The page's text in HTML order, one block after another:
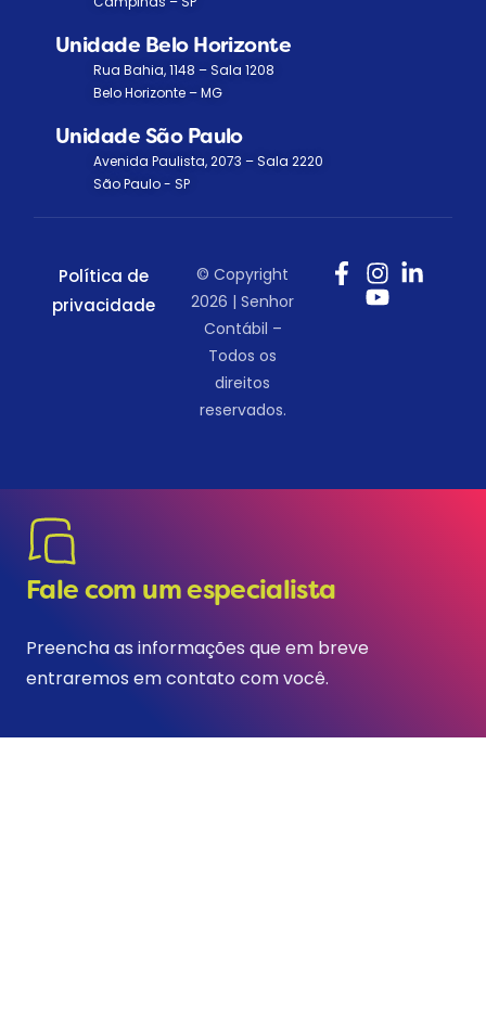
Unidade Belo Horizonte
Rua Bahia, 1148 – Sala 1208
Belo Horizonte – MG
Unidade São Paulo
Avenida Paulista, 2073 – Sala 2220
São Paulo - SP
Política de
privacidade
© Copyright
2026 | Senhor
Contábil –
Todos os
direitos
reservados.
Fale com um especialista
Preencha as informações que em breve
entraremos em contato com você.